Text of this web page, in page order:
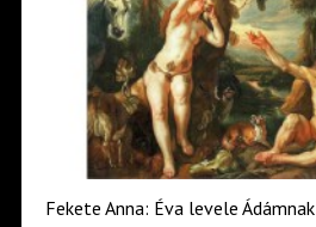
Fekete Anna: Éva levele Ádámnak